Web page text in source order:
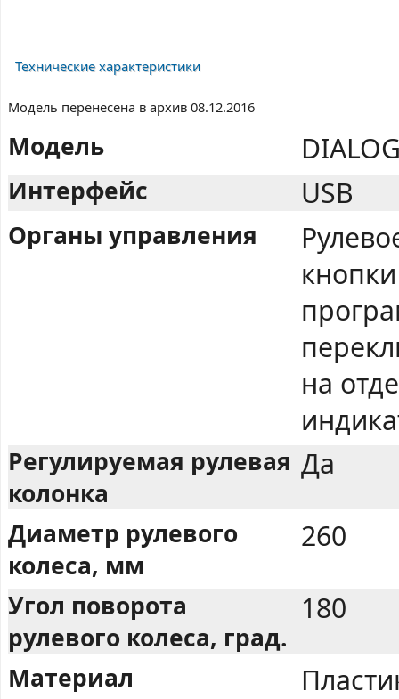
Технические характеристики
Модель перенесена в архив 08.12.2016
Модель
Интерфейс USB
Органы управления
на
Регулируемая рулевая
колонка
Да
Диаметр рулевого
колеса, мм
260
Угол поворота
рулевого колеса, град.
180
Материал